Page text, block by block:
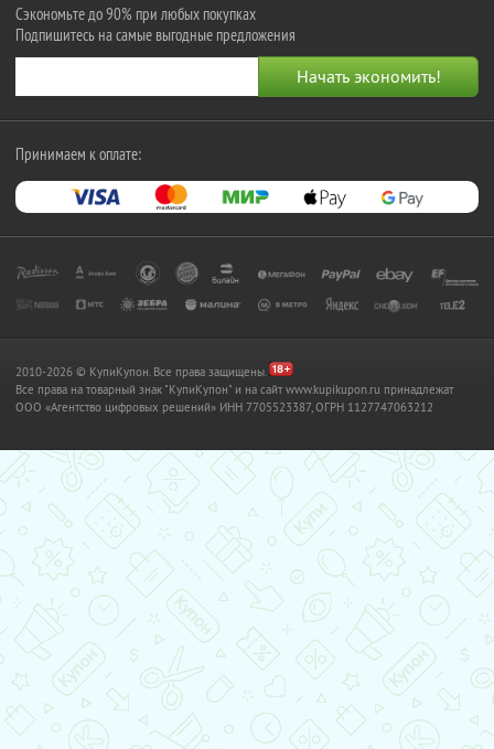
Сэкономьте до 90% при любых покупках
Подпишитесь на самые выгодные предложения
Принимаем к оплате:
2010-2026 © КупиКупон. Все права защищены.
Все права на товарный знак "КупиКупон" и на сайт www.kupikupon.ru принадлежат
OOO «Агентство цифровых решений» ИНН 7705523387, ОГРН 1127747063212